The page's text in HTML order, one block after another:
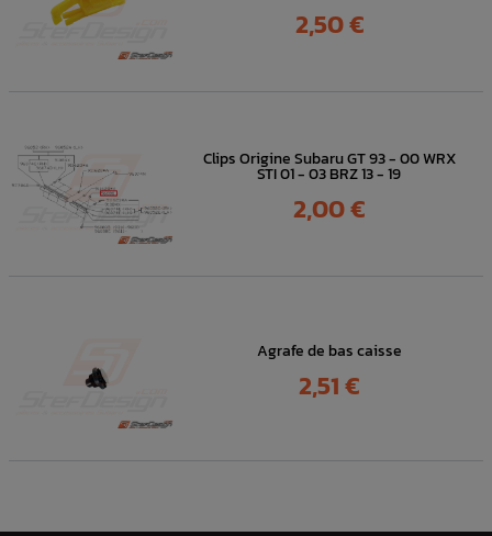
Prix
2,50 €
Clips Origine Subaru GT 93 - 00 WRX
STI 01 - 03 BRZ 13 - 19
Prix
2,00 €
Agrafe de bas caisse
Prix
2,51 €